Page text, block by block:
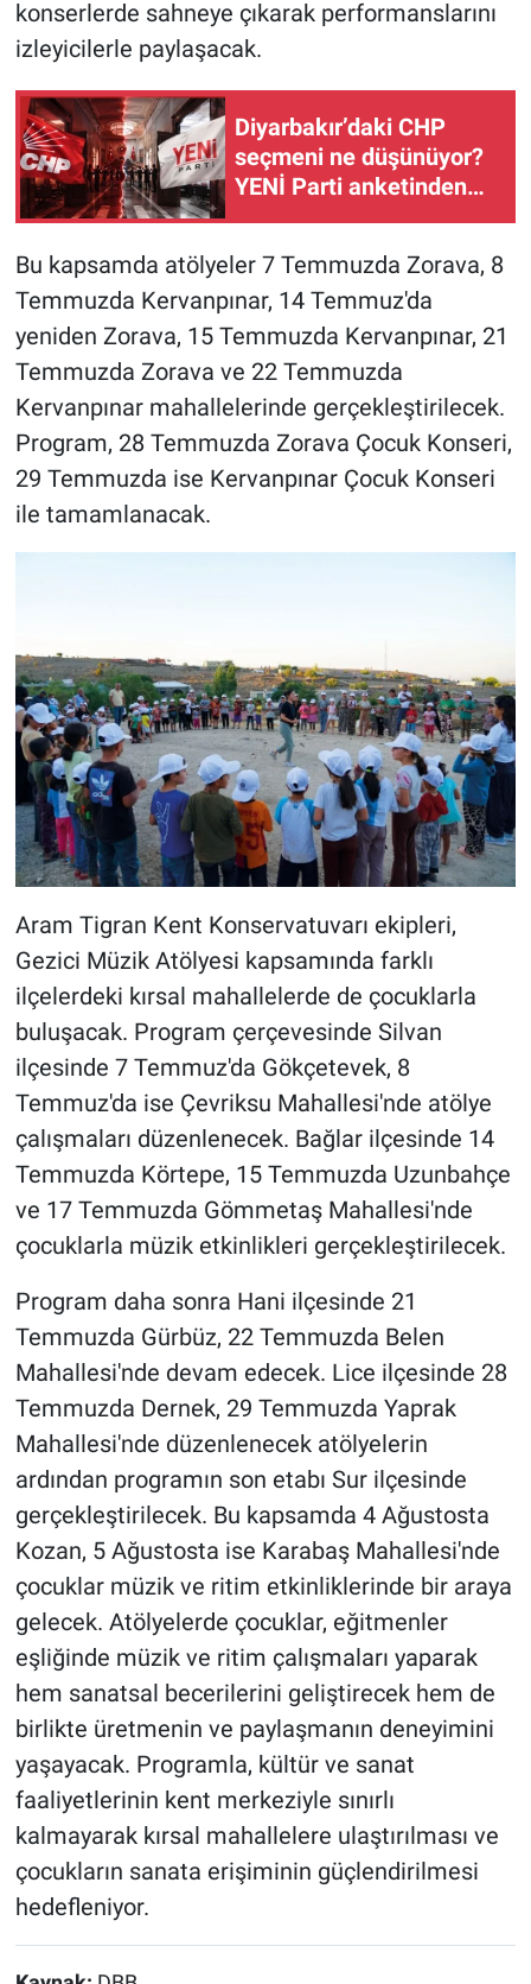
konserlerde sahneye çıkarak performanslarını
izleyicilerle paylaşacak.
Diyarbakır’daki CHP
seçmeni ne düşünüyor?
YENİ Parti anketinden
dikkat çeken sonuçlar
Bu kapsamda atölyeler 7 Temmuzda Zorava, 8
Temmuzda Kervanpınar, 14 Temmuz'da
yeniden Zorava, 15 Temmuzda Kervanpınar, 21
Temmuzda Zorava ve 22 Temmuzda
Kervanpınar mahallelerinde gerçekleştirilecek.
Program, 28 Temmuzda Zorava Çocuk Konseri,
29 Temmuzda ise Kervanpınar Çocuk Konseri
ile tamamlanacak.
Aram Tigran Kent Konservatuvarı ekipleri,
Gezici Müzik Atölyesi kapsamında farklı
ilçelerdeki kırsal mahallelerde de çocuklarla
buluşacak. Program çerçevesinde Silvan
ilçesinde 7 Temmuz'da Gökçetevek, 8
Temmuz'da ise Çevriksu Mahallesi'nde atölye
çalışmaları düzenlenecek. Bağlar ilçesinde 14
Temmuzda Körtepe, 15 Temmuzda Uzunbahçe
ve 17 Temmuzda Gömmetaş Mahallesi'nde
çocuklarla müzik etkinlikleri gerçekleştirilecek.
Program daha sonra Hani ilçesinde 21
Temmuzda Gürbüz, 22 Temmuzda Belen
Mahallesi'nde devam edecek. Lice ilçesinde 28
Temmuzda Dernek, 29 Temmuzda Yaprak
Mahallesi'nde düzenlenecek atölyelerin
ardından programın son etabı Sur ilçesinde
gerçekleştirilecek. Bu kapsamda 4 Ağustosta
Kozan, 5 Ağustosta ise Karabaş Mahallesi'nde
çocuklar müzik ve ritim etkinliklerinde bir araya
gelecek. Atölyelerde çocuklar, eğitmenler
eşliğinde müzik ve ritim çalışmaları yaparak
hem sanatsal becerilerini geliştirecek hem de
birlikte üretmenin ve paylaşmanın deneyimini
yaşayacak. Programla, kültür ve sanat
faaliyetlerinin kent merkeziyle sınırlı
kalmayarak kırsal mahallelere ulaştırılması ve
çocukların sanata erişiminin güçlendirilmesi
hedefleniyor.